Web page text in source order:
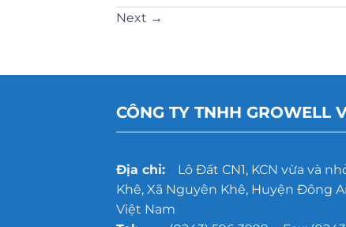
Next →
CÔNG TY TNHH GROWELL
Địa chỉ:Lô Đất CN1, KCN vừa và
Khê, Xã Nguyên Khê, Huyện Đông
Việt Nam